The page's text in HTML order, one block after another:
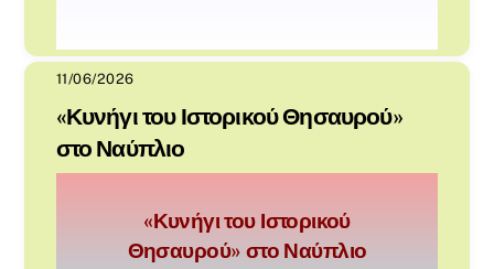
11/06/2026
«Κυνήγι του Ιστορικού Θησαυρού»
στο Ναύπλιο
«Κυνήγι του Ιστορικού
Θησαυρού» στο Ναύπλιο